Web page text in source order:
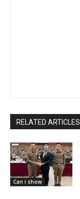
RELATED ARTICLES
Can i show